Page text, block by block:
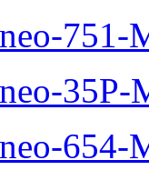
751-
35P-
654-